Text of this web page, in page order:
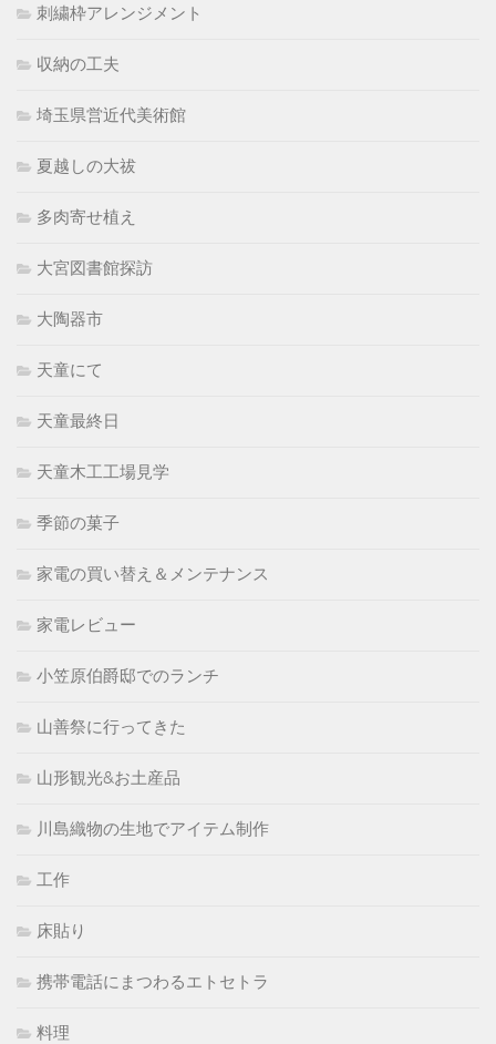
刺繍枠アレンジメント
収納の工夫
埼玉県営近代美術館
夏越しの大祓
多肉寄せ植え
大宮図書館探訪
大陶器市
天童にて
天童最終日
天童木工工場見学
季節の菓子
家電の買い替え＆メンテナンス
家電レビュー
小笠原伯爵邸でのランチ
山善祭に行ってきた
山形観光&お土産品
川島織物の生地でアイテム制作
工作
床貼り
携帯電話にまつわるエトセトラ
料理